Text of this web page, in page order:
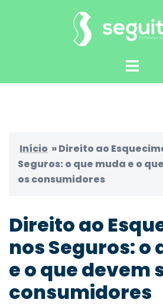
Alternar
Início »Direito ao
Seguros: o que muda e o
os consumidores
Direito ao
nos Seguros: o
e o que devem
consumidores